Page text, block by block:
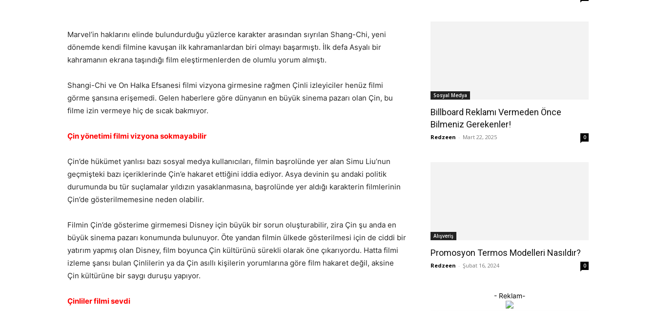
Marvel’in haklarını elinde bulundurduğu yüzlerce karakter arasından sıyrılan Shang-Chi, yeni
dönemde kendi filmine kavuşan ilk kahramanlardan biri olmayı başarmıştı. İlk defa Asyalı bir
kahramanın ekrana taşındığı film eleştirmenlerden de olumlu yorum almıştı.
Shangi-Chi ve On Halka Efsanesi filmi vizyona girmesine rağmen Çinli izleyiciler henüz filmi
görme şansına erişemedi. Gelen haberlere göre dünyanın en büyük sinema pazarı olan Çin, bu
filme izin vermeye hiç de sıcak bakmıyor.
Çin yönetimi filmi vizyona sokmayabilir
Çin’de hükümet yanlısı bazı sosyal medya kullanıcıları, filmin başrolünde yer alan Simu Liu’nun
geçmişteki bazı içeriklerinde Çin’e hakaret ettiğini iddia ediyor. Asya devinin şu andaki politik
durumunda bu tür suçlamalar yıldızın yasaklanmasına, başrolünde yer aldığı karakterin filmlerinin
Çin’de gösterilmemesine neden olabilir.
Filmin Çin’de gösterime girmemesi Disney için büyük bir sorun oluşturabilir, zira Çin şu anda en
büyük sinema pazarı konumunda bulunuyor. Öte yandan filmin ülkede gösterilmesi için de ciddi bir
yatırım yapmış olan Disney, film boyunca Çin kültürünü sürekli olarak öne çıkarıyordu. Hatta filmi
izleme şansı bulan Çinlilerin ya da Çin asıllı kişilerin yorumlarına göre film hakaret değil, aksine
Çin kültürüne bir saygı duruşu yapıyor.
Çinliler filmi sevdi
Sosyal Medya
Billboard Reklamı Vermeden Önce
Bilmeniz Gerekenler!
Redzeen - Mart 22, 2025 0
Alışveriş
Promosyon Termos Modelleri Nasıldır?
Redzeen - Şubat 16, 2024 0
- Reklam-